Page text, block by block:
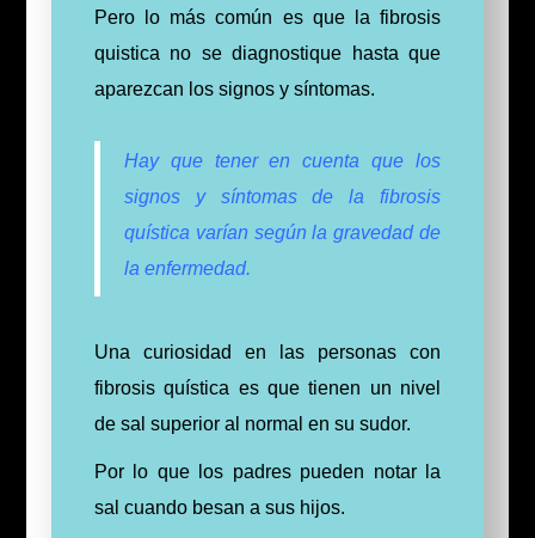
Pero lo más común es que la fibrosis
quistica no se diagnostique hasta que
aparezcan los signos y síntomas.
Hay que tener en cuenta que los
signos y síntomas de la fibrosis
quística varían según la gravedad de
la enfermedad.
Una curiosidad en las personas con
fibrosis quística es que tienen un nivel
de sal superior al normal en su sudor.
Por lo que los padres pueden notar la
sal cuando besan a sus hijos.